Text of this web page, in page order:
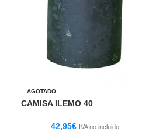
AGOTADO
CAMISA ILEMO 40
42,95€ IVA no incluido